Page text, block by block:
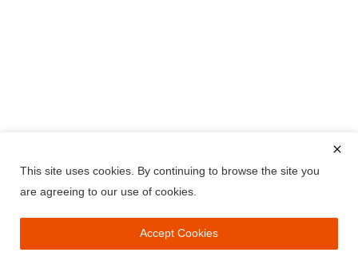
This site uses cookies. By continuing to browse the site you
are agreeing to our use of cookies.
Accept Cookies